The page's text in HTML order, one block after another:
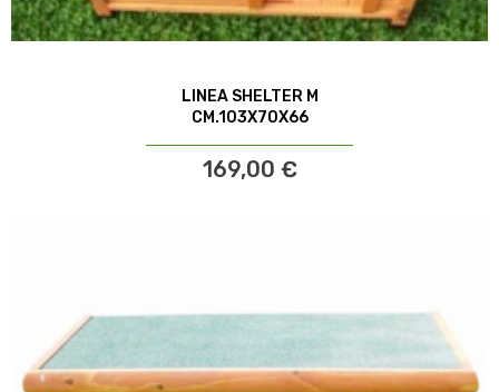
LINEA SHELTER M
CM.103X70X66
169,00 €